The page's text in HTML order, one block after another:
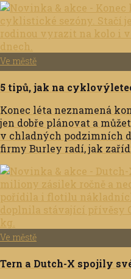
Ve městě
5 tipů, jak na
Konec léta neznamená
jen dobře plánovat a
v chladných podzimních
firmy Burley radí, jak
Ve městě
Tern a Dutch-X spojily